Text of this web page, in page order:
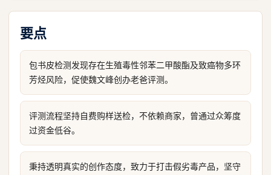
要点
包书皮检测发现存在生殖毒性邻苯二甲酸酯及致癌物多环
芳烃风险，促使魏文峰创办老爸评测。
评测流程坚持自费购样送检，不依赖商家，曾通过众筹度
过资金低谷。
秉持透明真实的创作态度，致力于打击假劣毒产品，坚守